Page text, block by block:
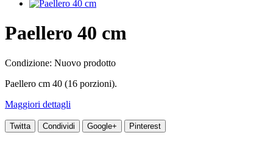
Paellero 40 cm
Condizione: Nuovo prodotto
Paellero cm 40 (16 porzioni).
Maggiori dettagli
Twitta Condividi Google+ Pinterest